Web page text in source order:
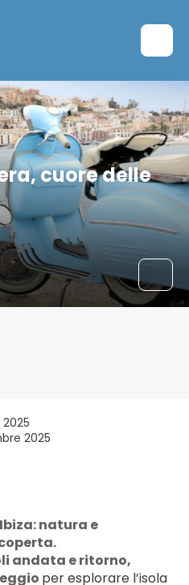
cuore delle
2025
natura e
andata e ritorno,
per esplorare l’isola